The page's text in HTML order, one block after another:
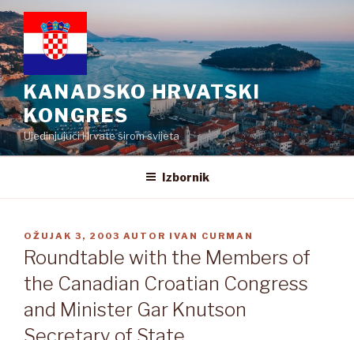
Preskoči
na
sadržaj
KANADSKO HRVATSKI
KONGRES
Ujedinjujući Hrvate širom svijeta
Izbornik
OBJAVLJENO
OŽUJAK 3, 2003 AUTOR IVAN CURMAN
Roundtable with the Members of
the Canadian Croatian Congress
and Minister Gar Knutson